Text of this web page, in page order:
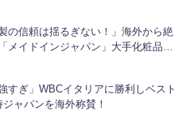
の信頼は揺るぎない！」海外から絶
メイドインジャパン」大手化粧品メ
すぎ」WBCイタリアに勝利しベスト
ャパンを海外称賛！